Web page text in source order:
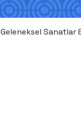
Geleneksel Sanatlar